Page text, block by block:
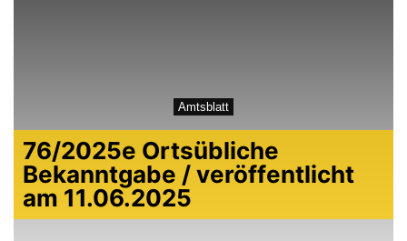
Amtsblatt
76/2025e Ortsübliche
Bekanntgabe / veröffentlicht
am 11.06.2025